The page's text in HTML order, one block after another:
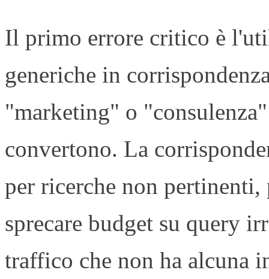
Il primo errore critico è
generiche in
"marketing" o
convertono. La
per ricerche non
sprecare budget su query
traffico che non ha alcuna